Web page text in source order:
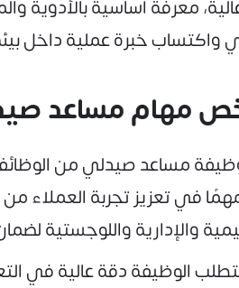
معرفة أساسية بالأدوية
واكتساب خبرة عملية داخل
مهام مساعد
مساعد صيدلي من
في تعزيز تجربة العملاء
والإدارية واللوجستية
الوظيفة دقة عالية في